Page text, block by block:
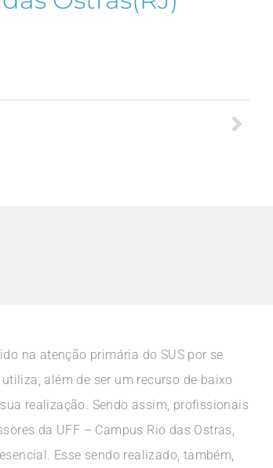
na atenção primária do SUS por se
além de ser um recurso de baixo
realização. Sendo assim, profissionais
da UFF – Campus Rio das Ostras,
Esse sendo realizado, também,